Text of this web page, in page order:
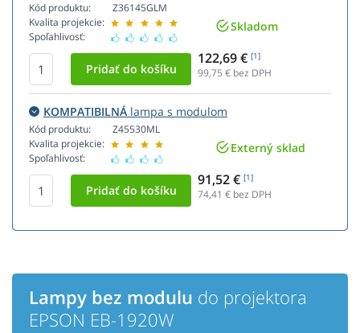
Kód produktu:
Kvalita projekcie:
Spoľahlivosť:
Z36145GLM
Skladom
122,69 € [1]
99,75 € bez DPH
KOMPATIBILNÁ lampa s modulom
Kód produktu:
Kvalita projekcie:
Spoľahlivosť:
Z45530ML
Externý sklad
91,52 € [1]
74,41 € bez DPH
Lampy bez modulu do projektora
EPSON EB-1920W